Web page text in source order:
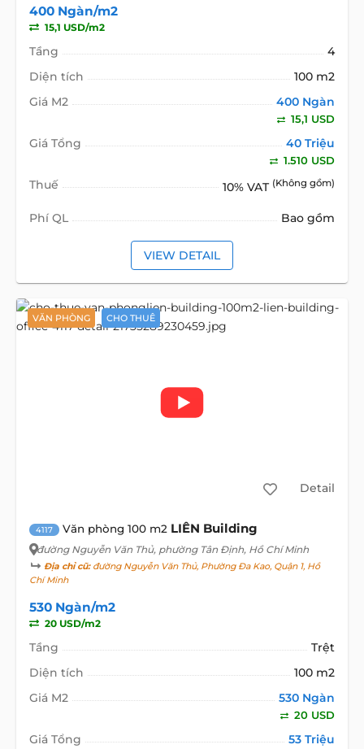
400 Ngàn/m2
15,1 USD/m2
Tầng
4
Diện tích
100 m2
Giá M2
400 Ngàn
15,1 USD
Giá Tổng 40 Triệu
1.510 USD
Thuế 10% VAT (Không gồm)
Phí QL Bao gồm
VIEW DETAIL
VĂN PHÒNG CHO THUÊ
Detail
4117 Văn phòng 100 m2 LIÊN Building
đường Nguyễn Văn Thủ, phường Tân Định, Hồ Chí Minh
Địa chỉ cũ:đường Nguyễn Văn Thủ, Phường Đa Kao, Quận 1, Hồ
Chí Minh
530 Ngàn/m2
20 USD/m2
Tầng
Trệt
Diện tích
100 m2
Giá M2
530 Ngàn
20 USD
Giá Tổng 53 Triệu